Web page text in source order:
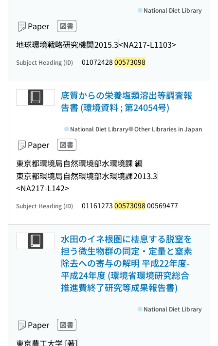
Paper 図書
地球環境戦略研究機関2015.3<NA217-L1103>
National Diet Library
Subject Heading (ID) 01072428 00573098
底質からの栄養塩類溶出等調査報
告書 (環境資料 ; 第24054号)
Paper 図書
東京都環境局自然環境部水環境課 編
東京都環境局自然環境部水環境課2013.3
<NA217-L142>
National Diet Library Other Libraries in Japan
Subject Heading (ID) 01161273 00573098 00569477
水田のイネ根圏に棲息する脱窒を
担う微生物群の同定・定量と窒素
除去への寄与の解明 平成22年度-
平成24年度 (環境省環境研究総合
推進費終了研究等成果報告書)
Paper 図書
東京農工大学 [著]
National Diet Library